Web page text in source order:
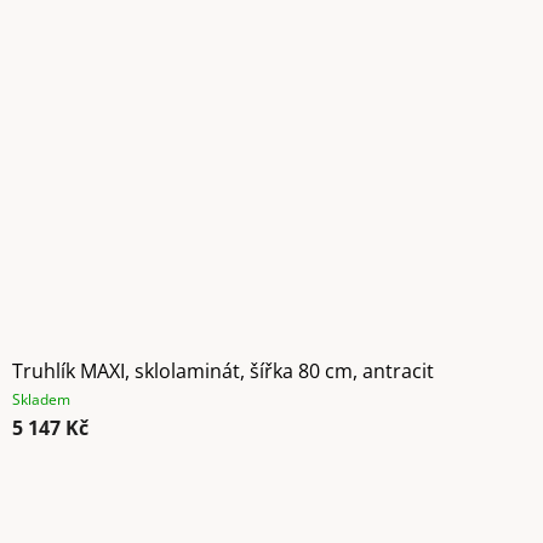
Truhlík MAXI, sklolaminát, šířka 80 cm, antracit
Skladem
5 147 Kč